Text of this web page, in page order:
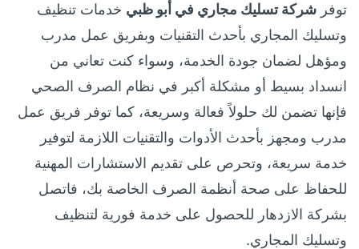
توفر شركة تسليك مجاري في أبو ظبي خدمات تنظيف
وتسليك المجاري بأحدث التقنيات وبفريق عمل مدرب
ومؤهل لضمان جودة الخدمة، وسواء كنت تعاني من
انسداد بسيط أو مشكلة أكبر في نظام الصرف الصحي
فإنها تضمن لك حلولاً فعالة وسريعة، كما توفر فريق عمل
مدرب ومجهز بأحدث الأدوات والتقنيات اللازمة لتوفير
خدمة سريعة، وتحرص على تقديم الاستشارات المهنية
للحفاظ على صحة أنظمة الصرف الخاصة بك، فاتصل
بشركة الازدهار للحصول على خدمة فورية لتنظيف
وتسليك المجاري.